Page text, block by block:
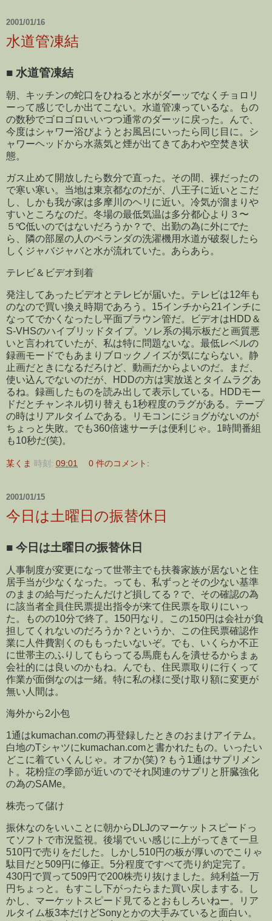
2001/01/16
水道管凍結
■ 水道管凍結
朝、キッチンの蛇口をひねると水がダーッでなくチョロリ
ーって感じでしか出てこない。水道管凍っているな。もの
の数秒でゴロゴロいいつつ通常のダーッに戻った。んで、
今度はシャワー浴びようとお風呂にいったら同じ目に。シ
ャワーヘッドから水蒸気と煙が出てきてあわや空焚き状
態。
ガス止めて開放したら数分で直った。その間、裸だったの
で寒い寒い。当地は東京都なのだが、八王子に近いとこだ
し、しかも我が家は多摩川のヘリに近い。冷気が溜まりや
すいところなのだ。冬場の最低気温は多分都心より３〜
５℃低いのではないだろうか？で、出勤の為に外にでた
ら、隣の部屋の人のベランダの洗濯機用水道が破裂したら
しくジャバジャバと水が流れていた。あらあら。
テレビ＆ビデオ到着
発注してあったビデオとテレビが届いた。テレビは12年も
のなので買い換え時期であろう。15インチから21インチに
なってでかくなったし平面ブラウン管だ。ビデオはHDD＆
S-VHSのハイブリッドタイプ。ソレ系の掲示板だと画質悪
いと言われていたが、私は特に問題ないな。最低レベルの
録画モードでもあまりブロックノイズが気にならない。静
止画だときになるだろけど、動画だからよいのだ。まだ、
使い込んでないのだが、HDDの方は実放送とタイムラグあ
るね。録画したものを読み出して表示している。HDDモー
ドだとチャンネル切り替えも1秒程度のラグがある。テープ
の時はリアルタイムである。リモコンにジョグがないのが
ちょっと失敗。でも360倍速サーチは便利じゃ。1時間番組
も10秒だ(笑)。
某くま 時刻: 09:01 0 件のコメント:
2001/01/15
今日は土曜日の振替休日
■ 今日は土曜日の振替休日
人事制度が変更になって世帯主でも扶養家族が居ないと住
居手当が少なくなった。っても、私ずっとその少ない基準
のままの給与だったんだけど損してる？で、その確認の為
に該当者全員住民票提出指令が来て住民票を取りにいっ
た。ものの10分で終了。150円なり。この150円は会社が負
担してくれないのだろうか？というか、この住民票確認作
業に人件費割くのももったいないぞ。でも、いくらか不正
に世帯主のふりしてもらってる馬鹿もんを潰せるからまぁ
会社的には良いのかもね。んでも、住民票取りに行くって
作業が面倒なのは一緒。特に私の様に受け取り額に変更が
無い人間は。
海外から2小包
1通はkumachan.comの再登録したときのおまけアイテム。
白地のTシャツにkumachan.comと書かれたもの。いったい
どこに着ていくんじゃ。オフか(笑)？もう1通はサプリメン
ト。花粉症の季節が近いのでそれ関連のサプリと肝臓強化
の為のSAMe。
株売って儲け
振休なのをいいことに朝からDLJのマーケットスピードっ
てソフトで市況監視。後場でいい感じに上がってきて一旦
510円で売りをだした。しかし510円の板が厚いのでこりゃ
駄目だと509円に修正。5分程度ですべて売り約定完了。
430円で買って509円で200株売り抜けました。純利益一万
円ちょっと。もすこし下がったらまた買い戻しまする。し
かし、マーケットスピード見てるとおもしろいねー。リア
ルタイム板3本だけどSonyとかの大手みていると面白い。